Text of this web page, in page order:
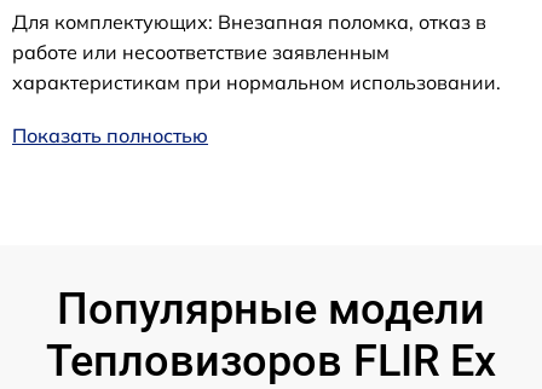
Для комплектующих: Внезапная поломка, отказ в
работе или несоответствие заявленным
характеристикам при нормальном использовании.
Показать полностью
Популярные модели
Тепловизоров FLIR Ex